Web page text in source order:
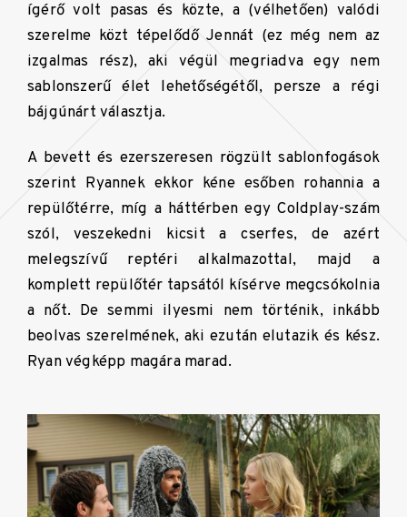
ígérő volt pasas és közte, a (vélhetően) valódi
szerelme közt tépelődő Jennát (ez még nem az
izgalmas rész), aki végül megriadva egy nem
sablonszerű élet lehetőségétől, persze a régi
bájgúnárt választja.
A bevett és ezerszeresen rögzült sablonfogások
szerint Ryannek ekkor kéne esőben rohannia a
repülőtérre, míg a háttérben egy Coldplay-szám
szól, veszekedni kicsit a cserfes, de azért
melegszívű reptéri alkalmazottal, majd a
komplett repülőtér tapsától kísérve megcsókolnia
a nőt. De semmi ilyesmi nem történik, inkább
beolvas szerelmének, aki ezután elutazik és kész.
Ryan végképp magára marad.